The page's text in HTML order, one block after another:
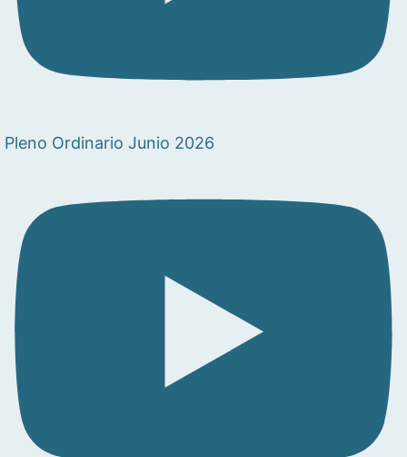
Pleno Ordinario Junio 2026